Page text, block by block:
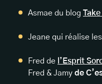
Asmae du blog
Jeane qui réalise
Fred de l’Esprit
Fred & Jamy de